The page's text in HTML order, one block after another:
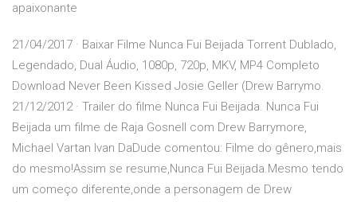
apaixonante
21/04/2017 · Baixar Filme Nunca Fui Beijada Torrent Dublado,
Legendado, Dual Áudio, 1080p, 720p, MKV, MP4 Completo
Download Never Been Kissed Josie Geller (Drew Barrymo.
21/12/2012 · Trailer do filme Nunca Fui Beijada. Nunca Fui
Beijada um filme de Raja Gosnell com Drew Barrymore,
Michael Vartan Ivan DaDude comentou: Filme do gênero,mais
do mesmo!Assim se resume,Nunca Fui Beijada.Mesmo tendo
um começo diferente,onde a personagem de Drew